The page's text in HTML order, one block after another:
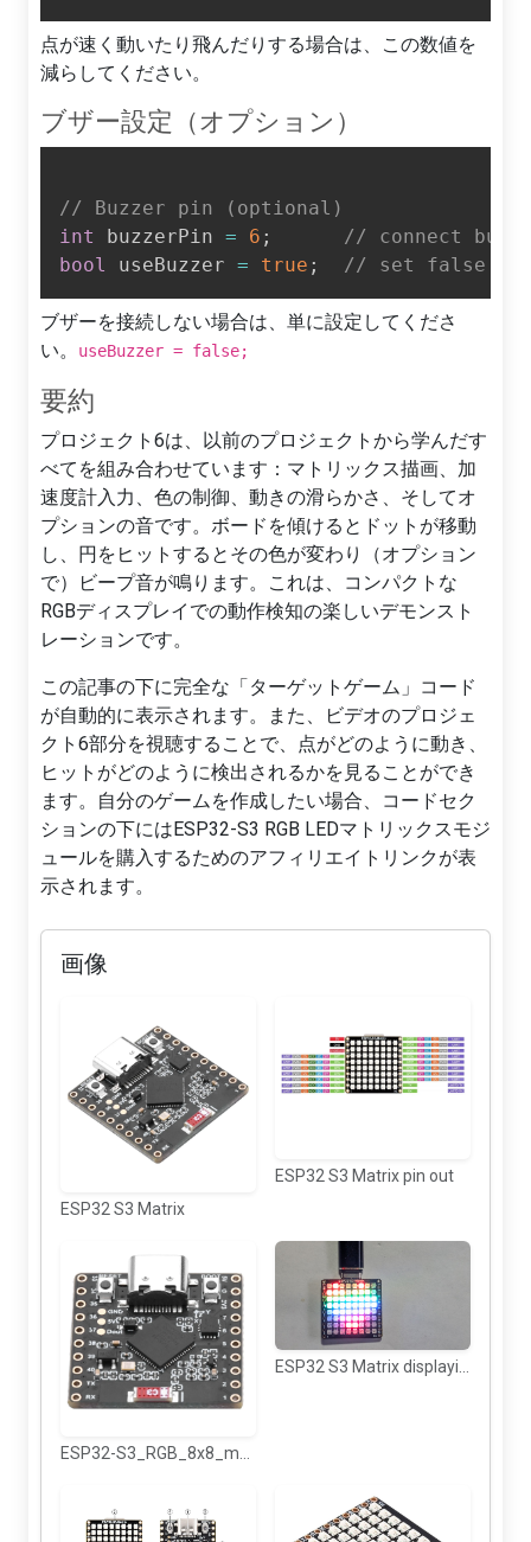
点が速く動いたり飛んだりする場合は、この数値を
減らしてください。
ブザー設定（オプション）
// Buzzer pin (optional)
int
buzzerPin = 6 ;
// connect
bool
useBuzzer = true ; // set false to
ブザーを接続しない場合は、単に設定してくださ
い。
useBuzzer = false;
要約
プロジェクト6は、以前のプロジェクトから学んだす
べてを組み合わせています：マトリックス描画、加
速度計入力、色の制御、動きの滑らかさ、そしてオ
プションの音です。ボードを傾けるとドットが移動
し、円をヒットするとその色が変わり（オプション
で）ビープ音が鳴ります。これは、コンパクトな
RGBディスプレイでの動作検知の楽しいデモンスト
レーションです。
この記事の下に完全な「ターゲットゲーム」コード
が自動的に表示されます。また、ビデオのプロジェ
クト6部分を視聴することで、点がどのように動き、
ヒットがどのように検出されるかを見ることができ
ます。自分のゲームを作成したい場合、コードセク
ションの下にはESP32-S3 RGB LEDマトリックスモジ
ュールを購入するためのアフィリエイトリンクが表
示されます。
画像
ESP32 S3 Matrix
ESP32 S3 Matrix pin out
ESP32 S3 Matrix displaying rainbow heart 3